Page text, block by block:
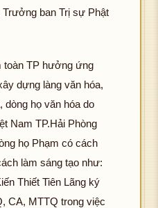
Trưởng ban Trị sự Phật
toàn TP hưởng ứng
dựng làng văn hóa,
dòng họ văn hóa do
Nam TP.Hải Phòng
họ Phạm có cách
làm sáng tạo như:
Thiết Tiên Lãng ký
CA, MTTQ trong việc